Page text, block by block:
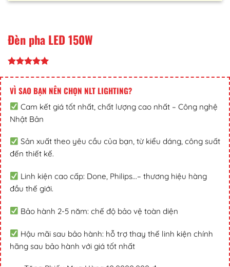
Đèn pha LED 150W
VÌ SAO BẠN NÊN CHỌN NLT LIGHTING?
Cam kết giá tốt nhất, chất lượng cao nhất – Công nghệ
Nhật Bản
Sản xuất theo yêu cầu của bạn, từ kiểu dáng, công suất
đến thiết kế.
Linh kiện cao cấp: Done, Philips...– thương hiệu hàng
đầu thế giới.
Bảo hành 2-5 năm: chế độ bảo vệ toàn diện
Hậu mãi sau bảo hành: hỗ trợ thay thế linh kiện chính
hãng sau bảo hành với giá tốt nhất